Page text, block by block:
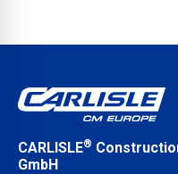
CARLISLE®
GmbH